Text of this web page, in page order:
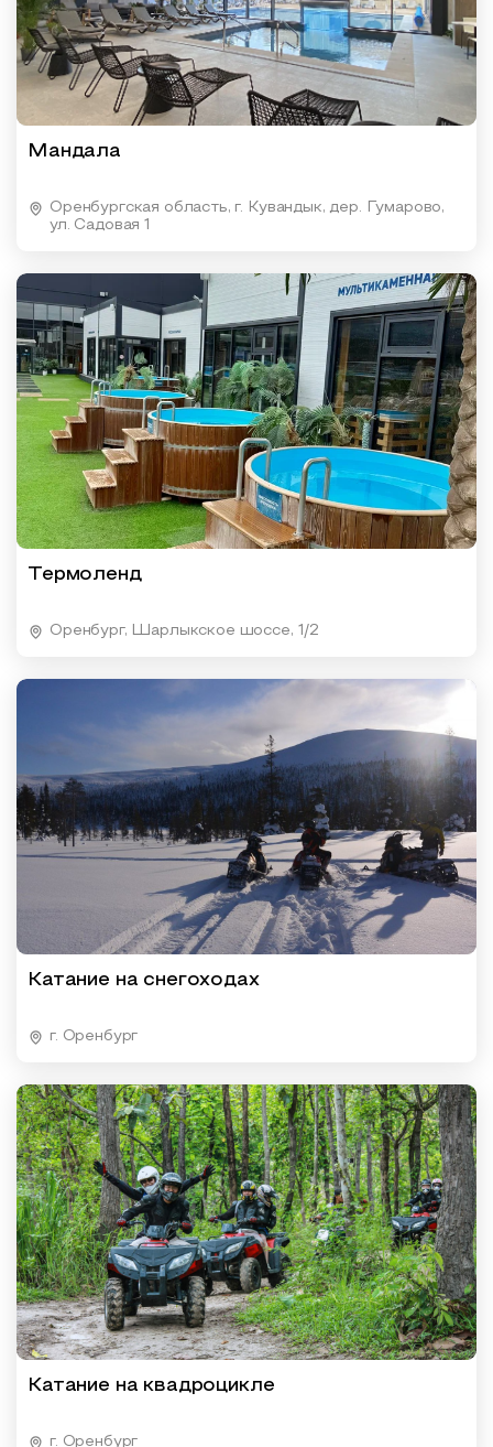
Мандала
Оренбургская область, г. Кувандык, дер. Гумарово,
ул. Садовая 1
Термоленд
Оренбург, Шарлыкское шоссе, 1/2
Катание на снегоходах
г. Оренбург
Катание на квадроцикле
г. Оренбург